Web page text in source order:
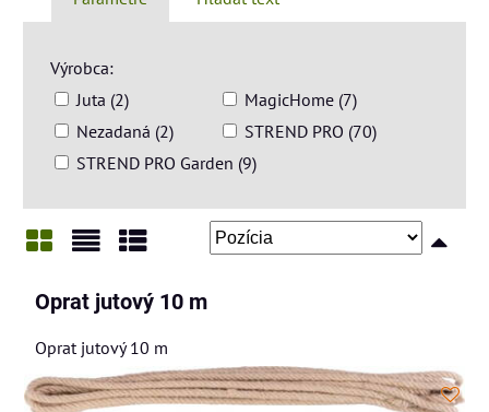
Výrobca:
Juta (2)
MagicHome (7)
Nezadaná (2)
STREND PRO (70)
STREND PRO Garden (9)
Oprat jutový 10 m
Oprat jutový 10 m